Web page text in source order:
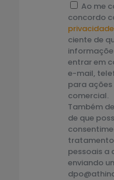
Ao me
concordo
privacidade
ciente de
entrar em
e-mail,
para
comercial.
Também
de que
pessoais a
enviando